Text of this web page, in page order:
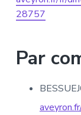
28757
Par